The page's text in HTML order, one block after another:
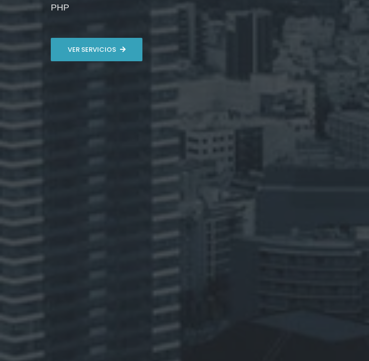
PHP
VER SERVICIOS